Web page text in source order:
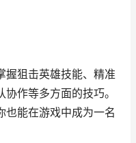
握狙击英雄技能、精准
作等多方面的技巧。
也能在游戏中成为一名